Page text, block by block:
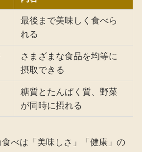
最後まで美味しく食べら
れる
さまざまな食品を均等に
摂取できる
糖質とたんぱく質、野菜
が同時に摂れる
べは「美味しさ」「健康」の